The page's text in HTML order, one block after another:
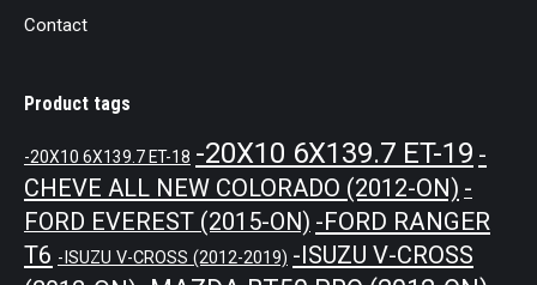
Contact
Product tags
-20X10 6X139.7 ET-18 -20X10 6X139.7 ET-19 -
CHEVE ALL NEW COLORADO (2012-ON) -
FORD EVEREST (2015-ON) -FORD RANGER
T6 -ISUZU V-CROSS (2012-2019) -ISUZU V-CROSS